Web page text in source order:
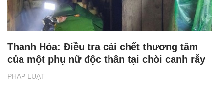
PHÁP LUẬT
Thanh Hóa: Điều tra cái chết thương tâm
của một phụ nữ độc thân tại chòi canh rẫy